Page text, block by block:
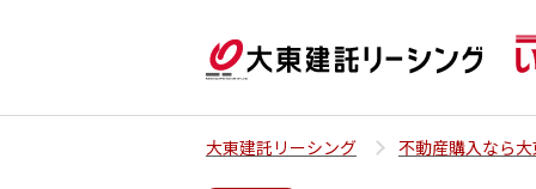
大東建託リーシング 不動産購入なら